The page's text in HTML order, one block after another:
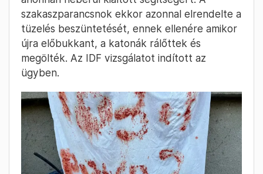
szakaszparancsnok ekkor azonnal elrendelte a
tüzelés beszüntetését, ennek ellenére amikor
újra előbukkant, a katonák rálőttek és
megölték. Az IDF vizsgálatot indított az
ügyben.